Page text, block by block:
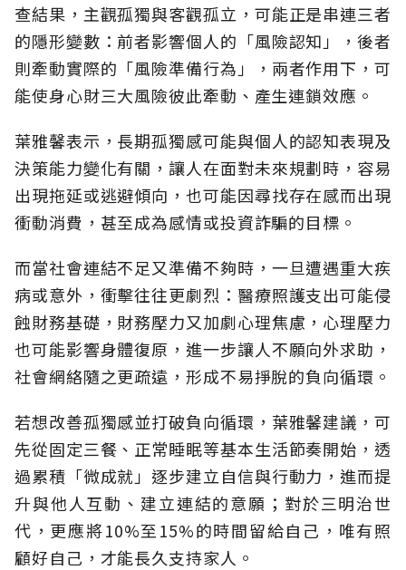
查結果，主觀孤獨與客觀孤立，可能正是串連三者
的隱形變數：前者影響個人的「風險認知 」，後者
則牽動實際的「風險準備行為」，兩者作用下，可
能使身心財三大風險彼此牽動、產生連鎖效應。
葉雅馨表示，長期孤獨感可能與個人的認知表現及
決策能力變化有關，讓人在面對未來規劃時，容易
出現拖延或逃避傾向，也可能因尋找存在感而出現
衝動消費，甚至成為感情或投資詐騙的目標。
而當社會連結不足又準備不夠時，一旦遭遇重大疾
病或意外，衝擊往往更劇烈：醫療照護支出可能侵
蝕財務基礎，財務壓力又加劇心理焦慮，心理壓力
也可能影響身體復原，進一步讓人不願向外求助，
社會網絡隨之更疏遠，形成不易掙脫的負向循環。
若想改善孤獨感並打破負向循環，葉雅馨建議，可
先從固定三餐、正常睡眠等基本生活節奏開始，透
過累積「微成就」逐步建立自信與行動力，進而提
升與他人互動、建立連結的意願；對於三明治世
代，更應將10%至15%的時間留給自己，唯有照
顧好自己，才能長久支持家人。